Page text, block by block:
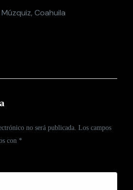
Coahuila
no será publicada. Los campos
con *